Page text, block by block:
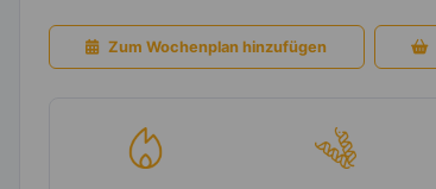
Zum Wochenplan hinzufügen